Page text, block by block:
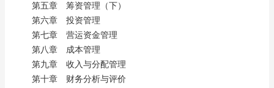
第五章 筹资管理（下）
第六章 投资管理
第七章 营运资金管理
第八章 成本管理
第九章 收入与分配管理
第十章 财务分析与评价